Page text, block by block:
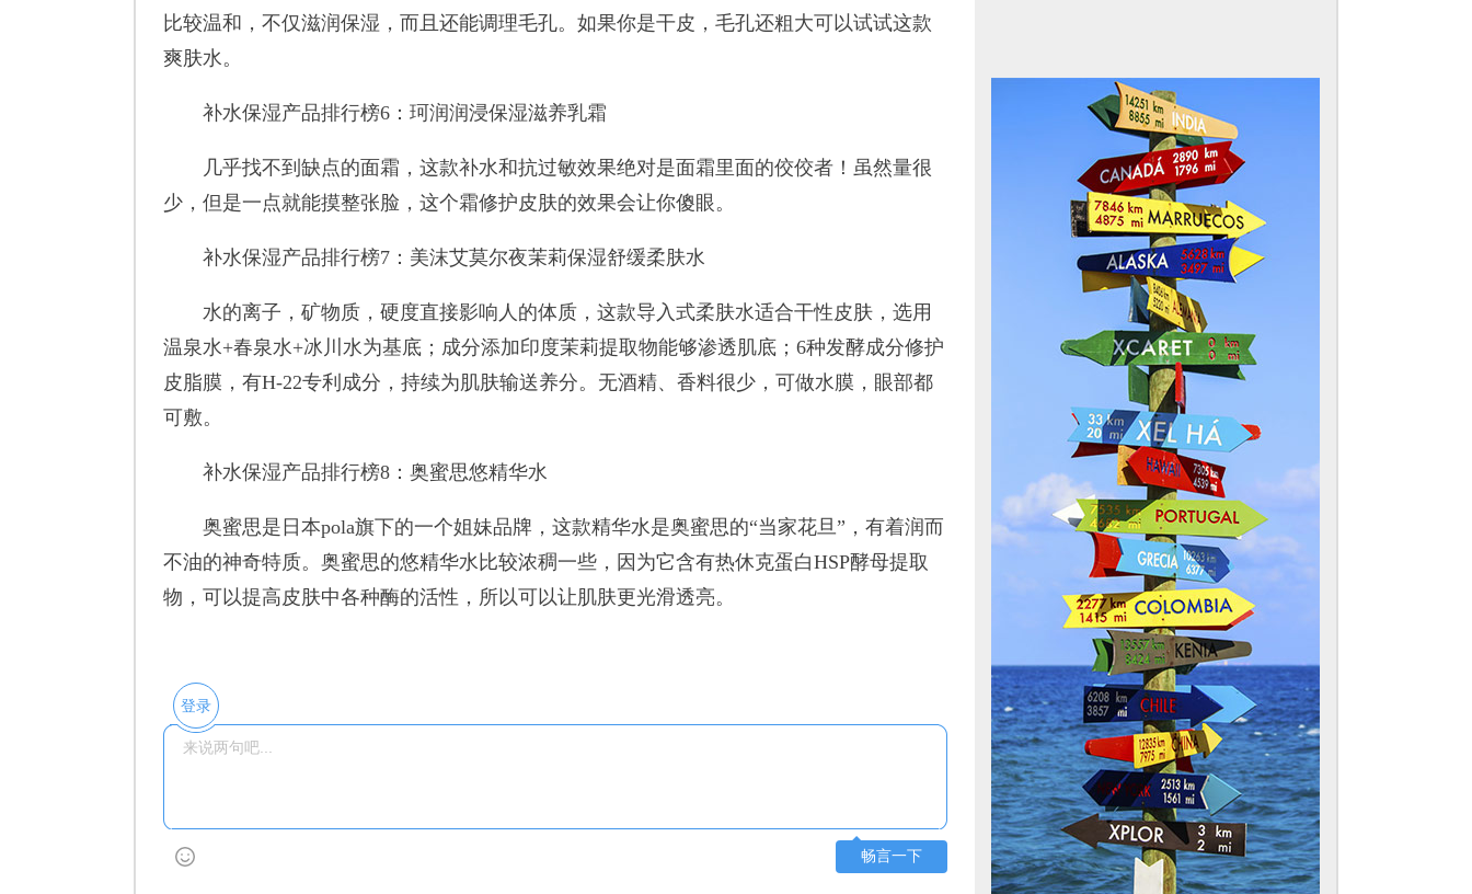
比较温和，不仅滋润保湿，而且还能调理毛孔。如果你是干皮，毛孔还粗大可以试试这款
爽肤水。
补水保湿产品排行榜6：珂润润浸保湿滋养乳霜
几乎找不到缺点的面霜，这款补水和抗过敏效果绝对是面霜里面的佼佼者！虽然量很
少，但是一点就能摸整张脸，这个霜修护皮肤的效果会让你傻眼。
补水保湿产品排行榜7：美沫艾莫尔夜茉莉保湿舒缓柔肤水
水的离子，矿物质，硬度直接影响人的体质，这款导入式柔肤水适合干性皮肤，选用
温泉水+春泉水+冰川水为基底；成分添加印度茉莉提取物能够渗透肌底；6种发酵成分修护
皮脂膜，有H-22专利成分，持续为肌肤输送养分。无酒精、香料很少，可做水膜，眼部都
可敷。
补水保湿产品排行榜8：奥蜜思悠精华水
奥蜜思是日本pola旗下的一个姐妹品牌，这款精华水是奥蜜思的“当家花旦”，有着润而
不油的神奇特质。奥蜜思的悠精华水比较浓稠一些，因为它含有热休克蛋白HSP酵母提取
物，可以提高皮肤中各种酶的活性，所以可以让肌肤更光滑透亮。
登录
畅言一下